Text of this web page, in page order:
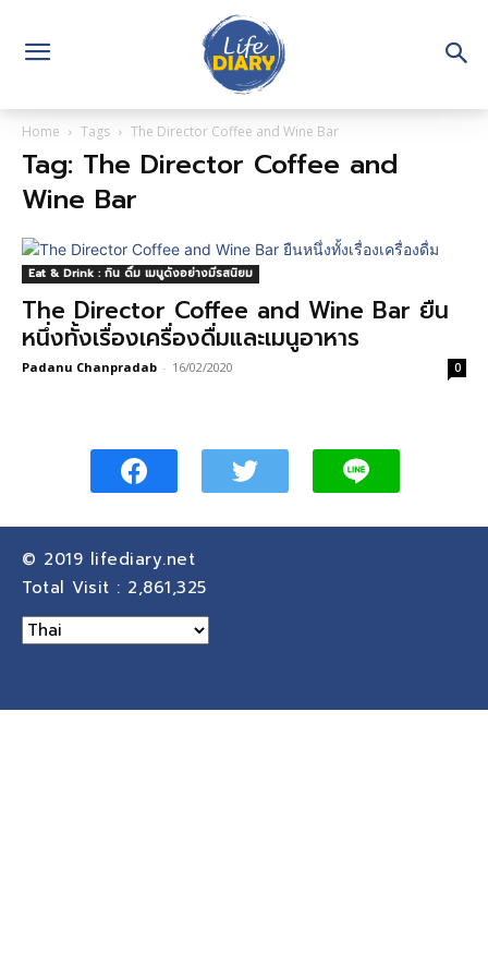
Home Tags The Director Coffee and Wine Bar
Tag: The Director Coffee and
Wine Bar
Eat & Drink : กิน ดื่ม เมนูดังอย่างมีรสนิยม
The Director Coffee and Wine Bar ยืน
หนึ่งทั้งเรื่องเครื่องดื่มและเมนูอาหาร
Padanu Chanpradab - 16/02/2020 0
© 2019 lifediary.net
Total Visit : 2,861,325